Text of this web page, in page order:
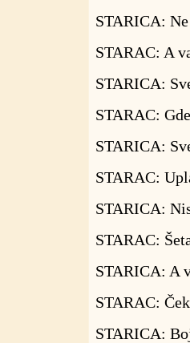
STARICA:
STARAC: A
STARICA:
STARAC:
STARICA:
STARAC:
STARICA:
STARAC:
STARICA: A
STARAC:
STARICA: